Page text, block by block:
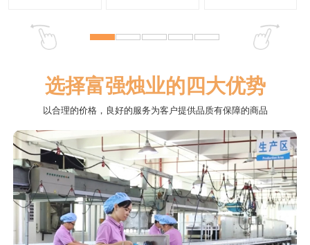
选择富强烛业的四大优势
以合理的价格，良好的服务为客户提供品质有保障的商品